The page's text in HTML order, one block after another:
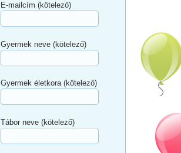
E-mailcím (kötelező)
Gyermek neve (kötelező)
Gyermek életkora (kötelező)
Tábor neve (kötelező)